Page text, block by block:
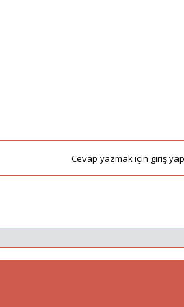
Cevap yazmak için giriş